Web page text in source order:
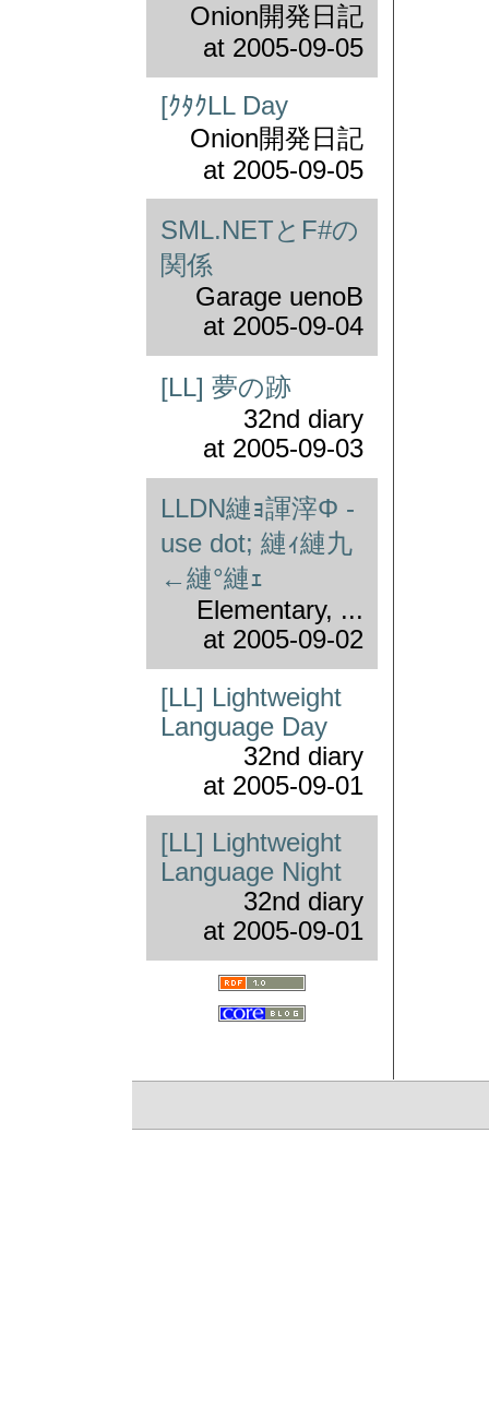
Onion開発日記
at 2005-09-05
[ｸﾀｸLL Day
Onion開発日記
at 2005-09-05
SML.NETとF#の
関係
Garage uenoB
at 2005-09-04
[LL] 夢の跡
32nd diary
at 2005-09-03
LLDN縺ｮ諢滓Φ -
use dot; 縺ｨ縺九
←縺°縺ｪ
Elementary, ...
at 2005-09-02
[LL] Lightweight
Language Day
32nd diary
at 2005-09-01
[LL] Lightweight
Language Night
32nd diary
at 2005-09-01